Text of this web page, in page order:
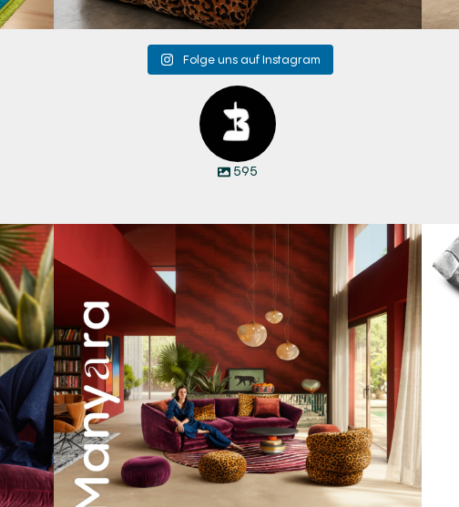
Folge uns auf Instagram
595
Manyara. Inspiriert von der Weite Afrikas.
55 2